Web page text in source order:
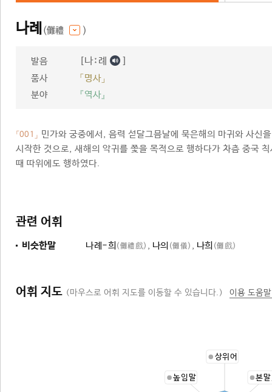
나례 (儺禮 )
발음 [나ː례 ]
품사
「명사」
분야
『역사』
「001」 민가와 궁중에서, 음력 섣달그믐날에 묵은해의 마귀와 사신
시작한 것으로, 새해의 악귀를 쫓을 목적으로 행하다가 차츰 중국
때 따위에도 행하였다.
관련 어휘
비슷한말 나례-희 (儺禮戲) , 나의 (儺儀) , 나희 (儺戲)
어휘 지도 (마우스로 어휘 지도를 이동할 수 있습니다.) 이용 도움
상위어
본
높임말